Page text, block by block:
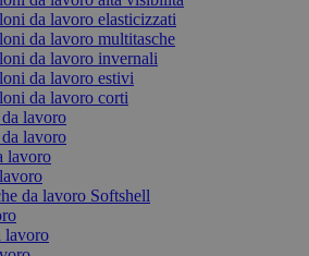
da lavoro elasticizzati
da lavoro multitasche
da lavoro invernali
da lavoro estivi
da lavoro corti
da lavoro
lavoro
lavoro
da lavoro Softshell
lavoro